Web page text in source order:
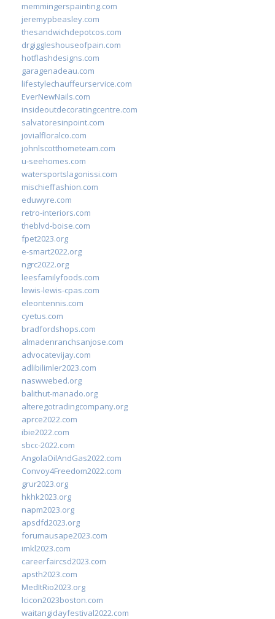
memmingerspainting.com
jeremypbeasley.com
thesandwichdepotcos.com
drgiggleshouseofpain.com
hotflashdesigns.com
garagenadeau.com
lifestylechauffeurservice.com
EverNewNails.com
insideoutdecoratingcentre.com
salvatoresinpoint.com
jovialfloralco.com
johnlscotthometeam.com
u-seehomes.com
watersportslagonissi.com
mischieffashion.com
eduwyre.com
retro-interiors.com
theblvd-boise.com
fpet2023.org
e-smart2022.org
ngrc2022.org
leesfamilyfoods.com
lewis-lewis-cpas.com
eleontennis.com
cyetus.com
bradfordshops.com
almadenranchsanjose.com
advocatevijay.com
adlibilimler2023.com
naswwebed.org
balithut-manado.org
alteregotradingcompany.org
aprce2022.com
ibie2022.com
sbcc-2022.com
AngolaOilAndGas2022.com
Convoy4Freedom2022.com
grur2023.org
hkhk2023.org
napm2023.org
apsdfd2023.org
forumausape2023.com
imkl2023.com
careerfaircsd2023.com
apsth2023.com
MedItRio2023.org
lcicon2023boston.com
waitangidayfestival2022.com